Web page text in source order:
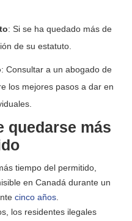
: Si se ha quedado más de
de su estatuto.
: Consultar a un abogado de
los mejores pasos a dar en
quedarse más
tiempo del permitido,
en Canadá durante un
cinco años
los residentes ilegales